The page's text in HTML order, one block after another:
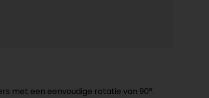
met een eenvoudige rotatie van 90°.